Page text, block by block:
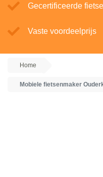
Gecertificeerde
Vaste voordeelprijs
Home
Mobiele fietsenmaker